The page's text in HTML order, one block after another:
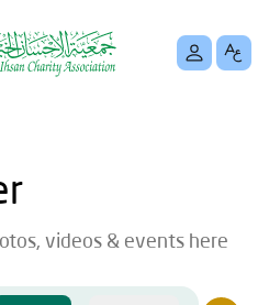
videos & events here